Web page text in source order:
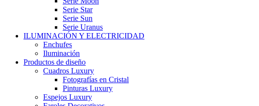
Serie Star
Serie Sun
Serie Uranus
ILUMINACIÓN Y ELECTRICIDAD
Enchufes
Iluminación
Productos de diseño
Cuadros Luxury
Fotografías en Cristal
Pinturas Luxury
Espejos Luxury